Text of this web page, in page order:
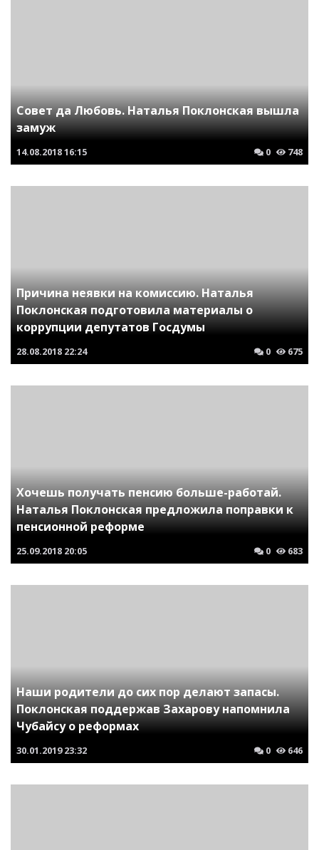
Совет да Любовь. Наталья Поклонская вышла
замуж
14.08.201816:15 0 748
Причина неявки на комиссию. Наталья
Поклонская подготовила материалы о
коррупции депутатов Госдумы
28.08.2018 22:24 0 675
Хочешь получать пенсию больше-работай.
Наталья Поклонская предложила поправки к
пенсионной реформе
25.09.2018 20:05 0 683
Наши родители до сих пор делают запасы.
Поклонская поддержав Захарову напомнила
Чубайсу о реформах
30.01.2019 23:32 0 646